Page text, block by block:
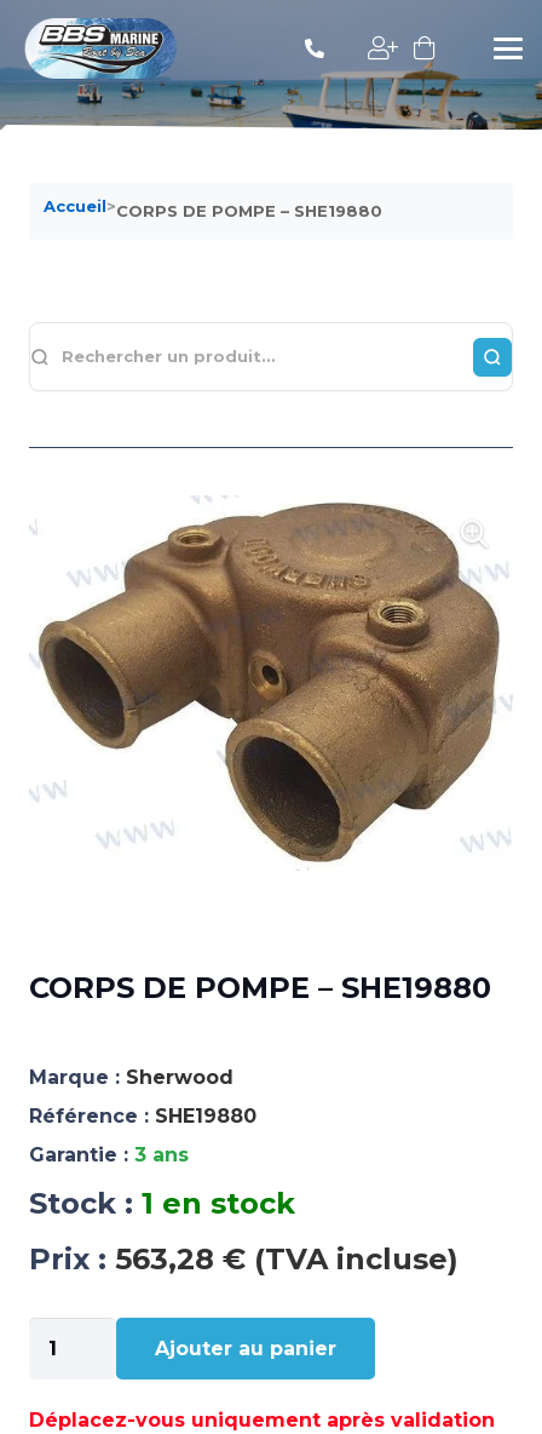
Accueil>CORPS DE POMPE – SHE19880
CORPS DE POMPE – SHE19880
Marque : Sherwood
Référence : SHE19880
Garantie : 3 ans
Stock : 1 en stock
Prix : 563,28 € (TVA incluse)
de
DE
Ajouter au panier
Déplacez-vous uniquement après validation